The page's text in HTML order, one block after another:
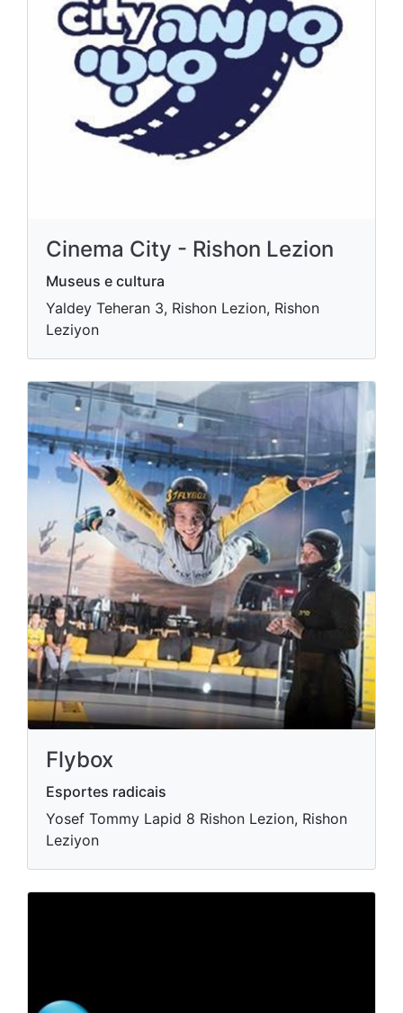
Cinema City - Rishon Lezion
Museus e cultura
Yaldey Teheran 3, Rishon Lezion, Rishon
Leziyon
Flybox
Esportes radicais
Yosef Tommy Lapid 8 Rishon Lezion, Rishon
Leziyon